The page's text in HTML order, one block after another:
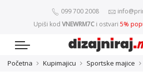
099 700 2008
Upiši kod VNEWRM7C i ostvari 5%
Početna Kupimajicu Sportske majice